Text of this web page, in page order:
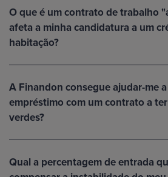
O que é um contrato de trabalho
afeta a minha candidatura a um
habitação?
A Finandon consegue ajudar-me
empréstimo com um contrato a
verdes?
Qual a percentagem de entrada